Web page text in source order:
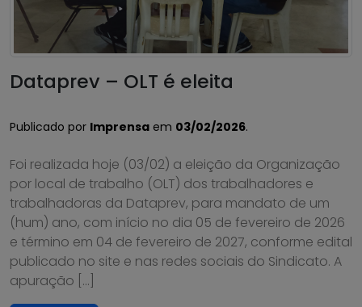
Dataprev – OLT é eleita
Publicado por Imprensa em 03/02/2026.
Foi realizada hoje (03/02) a eleição da Organização
por local de trabalho (OLT) dos trabalhadores e
trabalhadoras da Dataprev, para mandato de um
(hum) ano, com início no dia 05 de fevereiro de 2026
e término em 04 de fevereiro de 2027, conforme edital
publicado no site e nas redes sociais do Sindicato. A
apuração […]